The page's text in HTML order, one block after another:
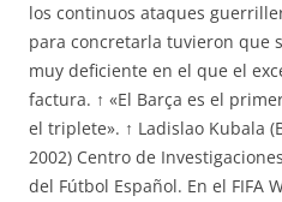
los continuos ataques
para concretarla tuvieron que
muy deficiente en el que el
factura. ↑ «El Barça es el
el triplete». ↑ Ladislao Kubala
2002) Centro de
del Fútbol Español. En el FIFA